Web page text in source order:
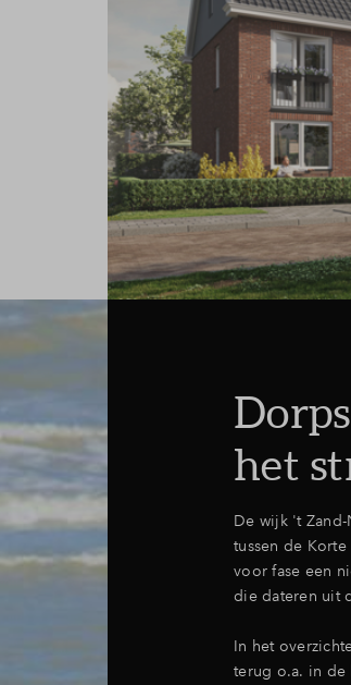
het
De wijk 't
tussen de
voor fase een
die dateren uit
In het
terug o.a. in de